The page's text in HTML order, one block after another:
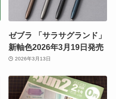
ゼブラ 「サラサグランド」
新軸色2026年3月19日発売
2026年3月13日